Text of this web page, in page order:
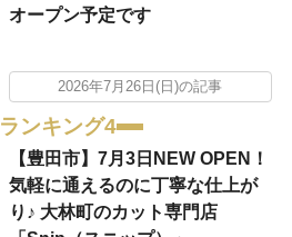
オープン予定です
2026年7月26日(日)の記事
ランキング4
【豊田市】7月3日NEW OPEN！
気軽に通えるのに丁寧な仕上が
り♪ 大林町のカット専門店